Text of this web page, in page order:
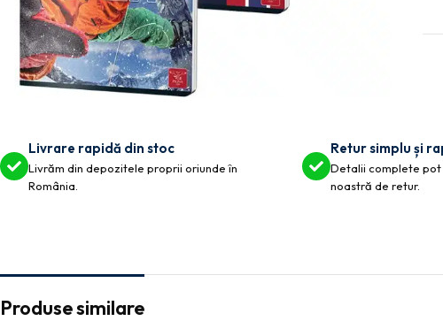
Livrare rapidă din stoc
Livrăm din depozitele proprii oriunde în
România.
Retur simplu și
Detalii complete
noastră de retur.
Produse similare